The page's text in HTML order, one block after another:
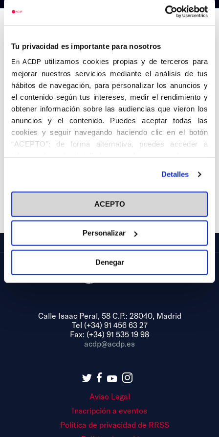
Tu privacidad es importante para nosotros
En ACDP utilizamos cookies propias y de terceros para
mejorar nuestros servicios mediante el análisis de tus
hábitos de navegación, para personalizar los anuncios y
el contenido según tus intereses, medir el rendimiento y
obtener información sobre las audiencias que vieron los
anuncios y el contenido. Puedes aceptar todas las
cookies y seguir navegando haciendo clic en el botón
“ACEPTO”; de forma alternativa, puedes acceder a
información más detallada y cambiar tus preferencias
en el botón "Personalizar". Para más información puedes
visitar nuestra Política de Cookies
Detalles
ACEPTO
Personalizar
Denegar
Calle Isaac Peral, 58 C.P.: 28040, Madrid
Tel (+34) 91 456 63 27
Fax: (+34) 91 535 19 98
acdp@acdp.es
Aviso Legal
Inscripción a eventos
Política de privacidad de RRSS